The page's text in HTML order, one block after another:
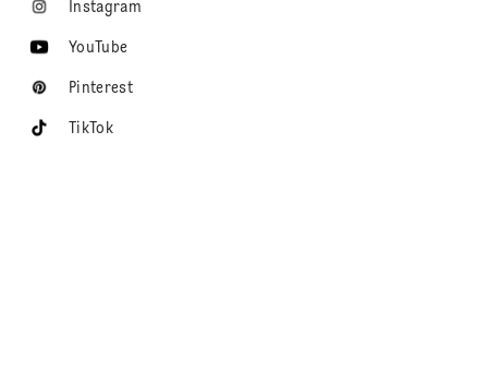
Instagram
YouTube
Pinterest
TikTok